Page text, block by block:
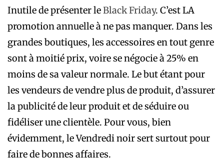
Inutile de présenter leBlack Friday. C’est LA
promotion annuelle à ne pas manquer. Dans les
grandes boutiques, les accessoires en tout genre
sont à moitié prix, voire se négocie à 25% en
moins de sa valeur normale. Le but étant pour
les vendeurs de vendre plus de produit, d’assurer
la publicité de leur produit et de séduire ou
fidéliser une clientèle. Pour vous, bien
évidemment, le Vendredi noir sert surtout pour
faire de bonnes affaires.